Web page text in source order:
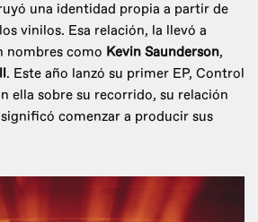
una identidad propia a partir de
vinilos. Esa relación, la llevó a
nombres como Kevin Saunderson,
. Este año lanzó su primer EP, Control
ella sobre su recorrido, su relación
comenzar a producir sus